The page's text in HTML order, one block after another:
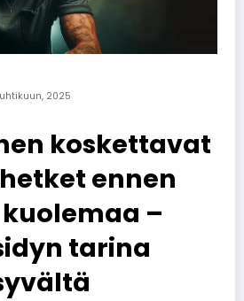
2025
koskettavat
ennen
–
tarina